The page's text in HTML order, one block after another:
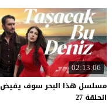
02:13:06
مسلسل هذا البحر سوف يفيض
الحلقة 27